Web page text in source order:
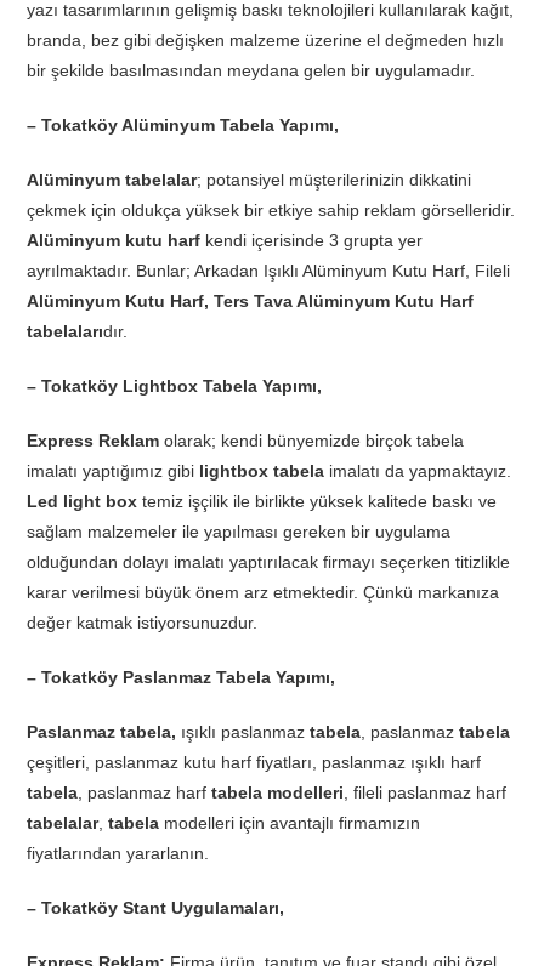
yazı tasarımlarının gelişmiş baskı teknolojileri kullanılarak kağıt,
branda, bez gibi değişken malzeme üzerine el değmeden hızlı
bir şekilde basılmasından meydana gelen bir uygulamadır.
– Tokatköy Alüminyum Tabela Yapımı,
Alüminyum tabelalar; potansiyel müşterilerinizin dikkatini
çekmek için oldukça yüksek bir etkiye sahip reklam görselleridir.
Alüminyum kutu harf kendi içerisinde 3 grupta yer
ayrılmaktadır. Bunlar; Arkadan Işıklı Alüminyum Kutu Harf, Fileli
Alüminyum Kutu Harf, Ters Tava Alüminyum Kutu Harf
tabelalarıdır.
– Tokatköy Lightbox Tabela Yapımı,
Express Reklam olarak; kendi bünyemizde birçok tabela
imalatı yaptığımız gibi lightbox tabela imalatı da yapmaktayız.
Led light box temiz işçilik ile birlikte yüksek kalitede baskı ve
sağlam malzemeler ile yapılması gereken bir uygulama
olduğundan dolayı imalatı yaptırılacak firmayı seçerken titizlikle
karar verilmesi büyük önem arz etmektedir. Çünkü markanıza
değer katmak istiyorsunuzdur.
– Tokatköy Paslanmaz Tabela Yapımı,
Paslanmaz tabela, ışıklı paslanmaztabela , paslanmaztabela
çeşitleri, paslanmaz kutu harf fiyatları, paslanmaz ışıklı harf
tabela , paslanmaz harftabela modelleri , fileli paslanmaz harf
tabelalar,tabela modelleri için avantajlı firmamızın
fiyatlarından yararlanın.
– Tokatköy Stant Uygulamaları,